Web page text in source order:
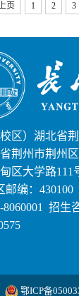
页 1 2 3
区）湖北省
省荆州市荆州
区大学路111
邮编：430100
招生
鄂ICP备